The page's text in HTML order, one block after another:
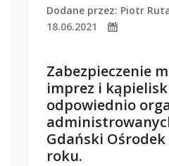
Dodane przez: Piotr
18.06.2021
Zabezpieczenie
imprez i
odpowiednio
Gdański Ośrodek
roku.